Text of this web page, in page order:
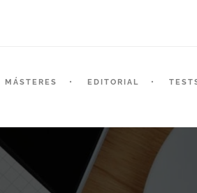
MÁSTERES EDITORIAL